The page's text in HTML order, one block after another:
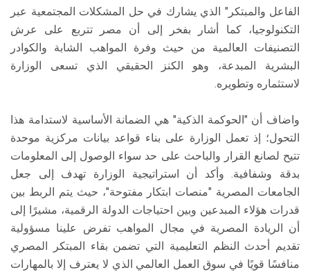
الفاعل والمبتكر" الذي يشارك في حل المشكلات المجتمعية عبر
التكنولوجيا، كما أشار بفخر إلى أن مصر تتربع على عرش
التصنيفات العالمية من حيث وفرة المواهب الشابة والكوادر
البشرية المبدعة، وهو الكنز الحقيقي الذي تسعى الوزارة
لاستثماره وتطويره.
واضاف أن "الحوكمة الذكية" هي الضمانة الأساسية لاستدامة هذا
التحول؛ إذ تعمل الوزارة على بناء قواعد بيانات مركزية موحدة
تتيح لصانع القرار والباحث على حد سواء الوصول إلى المعلومات
بدقة وشفافية. وأكد أن استراتيجية الوزارة تهدف إلى جعل
الجامعات المصرية "منصات ابتكار مفتوحة"، حيث يتم الربط بين
قدرات هؤلاء المبدعين وبين احتياجات الدولة الرقمية، مشيرًا إلى
أن الريادة المصرية في مجال المواهب تفرض علينا مسؤولية
تقديم أحدث النظم التعليمية التي تضمن بقاء المبتكر المصري
منافسًا قويًا في سوق العمل العالمي الذي لا يعترف إلا بالمهارات